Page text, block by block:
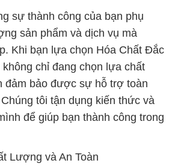
sự thành công của bạn phụ
sản phẩm và dịch vụ mà
Khi bạn lựa chọn Hóa Chất Đắc
chỉ đang chọn lựa chất
đảm bảo được sự hỗ trợ toàn
tôi tận dụng kiến thức và
để giúp bạn thành công trong
Lượng và An Toàn